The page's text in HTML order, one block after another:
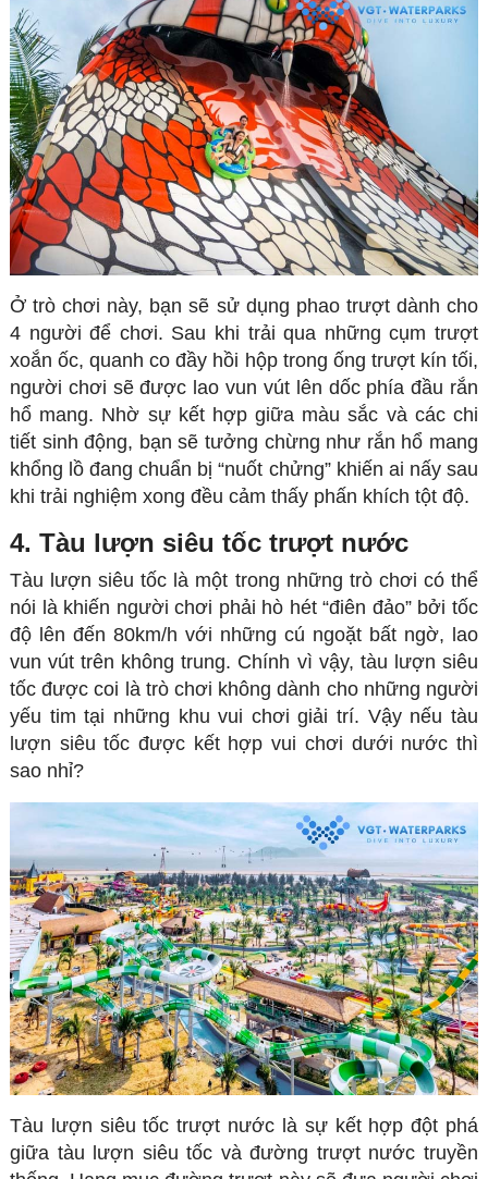
Ở trò chơi này, bạn sẽ sử dụng phao trượt dành cho
4 người để chơi. Sau khi trải qua những cụm trượt
xoắn ốc, quanh co đầy hồi hộp trong ống trượt kín tối,
người chơi sẽ được lao vun vút lên dốc phía đầu rắn
hổ mang. Nhờ sự kết hợp giữa màu sắc và các chi
tiết sinh động, bạn sẽ tưởng chừng như rắn hổ mang
khổng lồ đang chuẩn bị “nuốt chửng” khiến ai nấy sau
khi trải nghiệm xong đều cảm thấy phấn khích tột độ.
4. Tàu lượn siêu tốc trượt nước
Tàu lượn siêu tốc là một trong những trò chơi có thể
nói là khiến người chơi phải hò hét “điên đảo” bởi tốc
độ lên đến 80km/h với những cú ngoặt bất ngờ, lao
vun vút trên không trung. Chính vì vậy, tàu lượn siêu
tốc được coi là trò chơi không dành cho những người
yếu tim tại những khu vui chơi giải trí. Vậy nếu tàu
lượn siêu tốc được kết hợp vui chơi dưới nước thì
sao nhỉ?
Tàu lượn siêu tốc trượt nước là sự kết hợp đột phá
giữa tàu lượn siêu tốc và đường trượt nước truyền